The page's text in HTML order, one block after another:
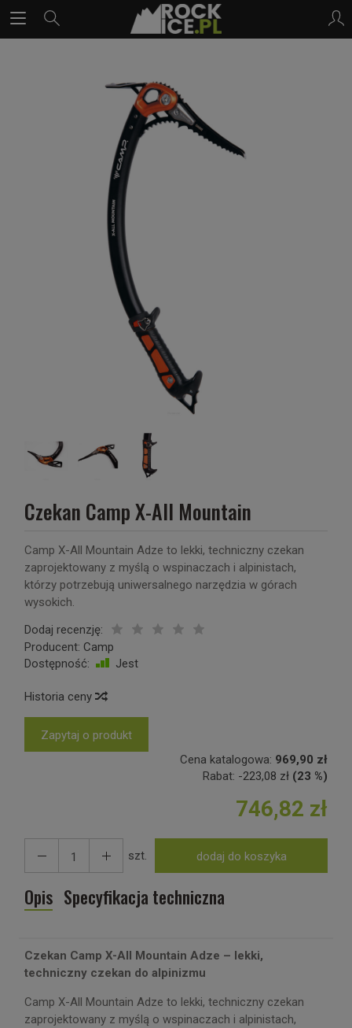
Czekan Camp X-All Mountain
Camp X-All Mountain Adze to lekki, techniczny czekan
zaprojektowany z myślą o wspinaczach i alpinistach,
którzy potrzebują uniwersalnego narzędzia w górach
wysokich.
Dodaj recenzję:
Producent: Camp
Dostępność:
Jest
Historia ceny
Zapytaj o produkt
Cena katalogowa: 969,90 zł
Rabat: -223,08 zł (23 %)
746,82 zł
szt. dodaj do koszyka
Opis Specyfikacja techniczna
Czekan Camp X-All Mountain Adze – lekki,
techniczny czekan do alpinizmu
Camp X-All Mountain Adze to lekki, techniczny czekan
zaprojektowany z myślą o wspinaczach i alpinistach,